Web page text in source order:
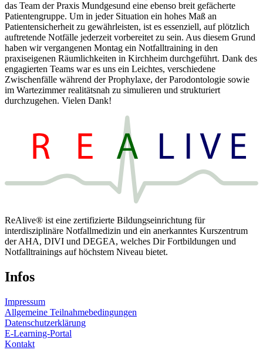
das Team der Praxis Mundgesund eine ebenso breit gefächerte
Patientengruppe. Um in jeder Situation ein hohes Maß an
Patientensicherheit zu gewährleisten, ist es essenziell, auf plötzlich
auftretende Notfälle jederzeit vorbereitet zu sein. Aus diesem Grund
haben wir vergangenen Montag ein Notfalltraining in den
praxiseigenen Räumlichkeiten in Kirchheim durchgeführt. Dank des
engagierten Teams war es uns ein Leichtes, verschiedene
Zwischenfälle während der Prophylaxe, der Parodontologie sowie
im Wartezimmer realitätsnah zu simulieren und strukturiert
durchzugehen. Vielen Dank!
ReAlive® ist eine zertifizierte Bildungseinrichtung für
interdisziplinäre Notfallmedizin und ein anerkanntes Kurszentrum
der AHA, DIVI und DEGEA, welches Dir Fortbildungen und
Notfalltrainings auf höchstem Niveau bietet.
Infos
Impressum
Allgemeine Teilnahmebedingungen
Datenschutzerklärung
E-Learning-Portal
Kontakt